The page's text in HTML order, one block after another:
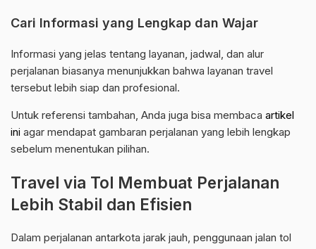
Cari Informasi yang Lengkap dan Wajar
Informasi yang jelas tentang layanan, jadwal, dan alur
perjalanan biasanya menunjukkan bahwa layanan travel
tersebut lebih siap dan profesional.
Untuk referensi tambahan, Anda juga bisa membaca artikel
ini agar mendapat gambaran perjalanan yang lebih lengkap
sebelum menentukan pilihan.
Travel via Tol Membuat Perjalanan
Lebih Stabil dan Efisien
Dalam perjalanan antarkota jarak jauh, penggunaan jalan tol